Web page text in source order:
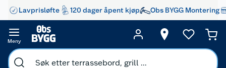
Lavprisløfte 120 dager åpent kjøp Obs BYGG Montering
Meny